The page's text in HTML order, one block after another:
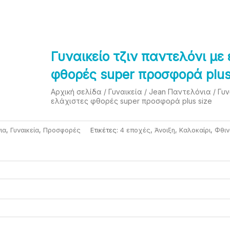
Γυναικείο τζιν παντελόνι
φθορές super προσφορά
Αρχική σελίδα /Γυναικεία / Jean Παντελόνια /
ελάχιστες φθορές super προσφορά plus size
, Γυναικεία, Προσφορές Ετικέτες: 4 εποχές, Άνοιξη, Καλοκαίρι,